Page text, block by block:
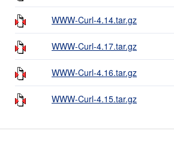
WWW-Curl-4.14.tar.gz
WWW-Curl-4.17.tar.gz
WWW-Curl-4.16.tar.gz
WWW-Curl-4.15.tar.gz